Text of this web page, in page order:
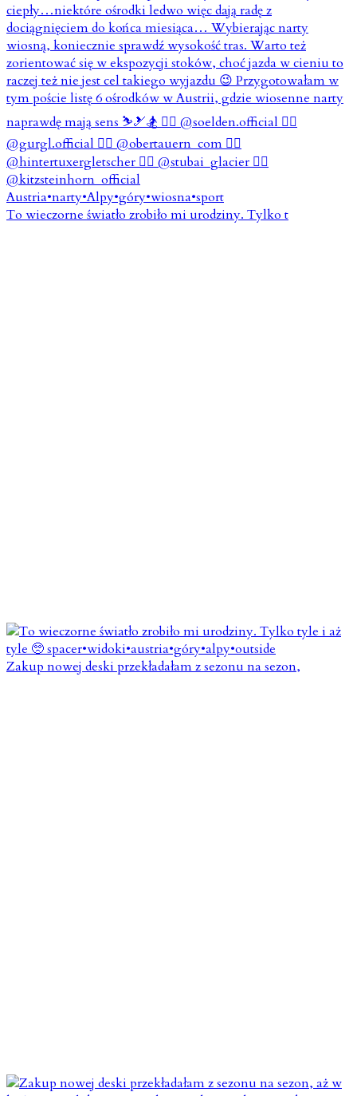
To wieczorne światło zrobiło mi urodziny. Tylko t
Zakup nowej deski przekładałam z sezonu na sezon,